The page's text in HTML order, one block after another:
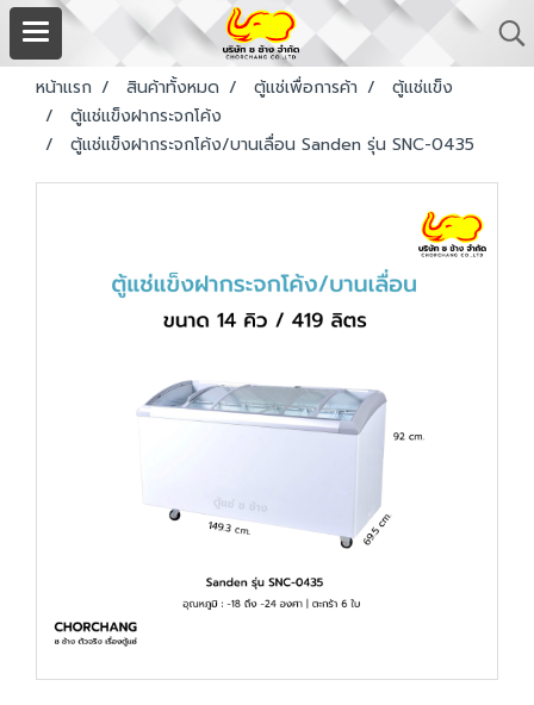
หน้าแรก สินค้าทั้งหมด ตู้แช่เพื่อการค้า
ตู้แช่แข็ง
ตู้แช่แข็งฝากระจกโค้ง
ตู้แช่แข็งฝากระจกโค้ง/บานเลื่อน Sanden รุ่น SNC-0435